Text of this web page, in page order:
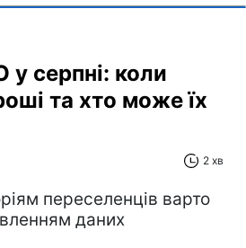
серпні: коли
та хто може їх
2 хв
переселенців варто
даних